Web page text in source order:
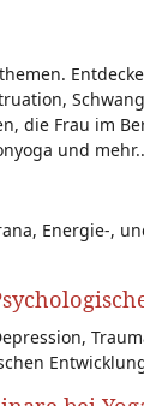
die Frau im
und
Energie-,